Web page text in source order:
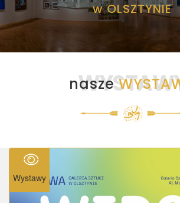
w OLSZTYNIE
nasze
Wystawy